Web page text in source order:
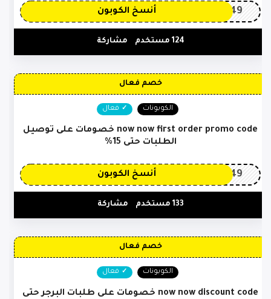
OP149 أنسخ الكوبون
124 مستخدم مشاركة
خصم فعال
الكوبونات فعال
now now first order promo code خصومات على توصيل
الطلبات حتى 15%
OP149 أنسخ الكوبون
133 مستخدم مشاركة
خصم فعال
الكوبونات فعال
now now discount code خصومات على طلبات البرجر حتى